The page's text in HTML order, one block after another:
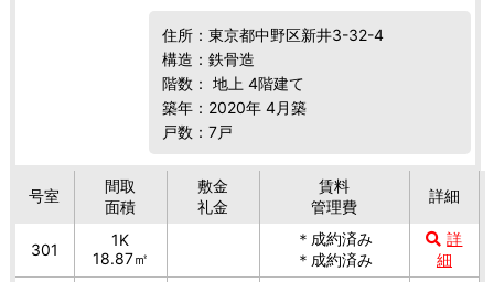
住所：東京都中野区新井3-32-4
構造：鉄骨造
階数： 地上 4階建て
築年：2020年 4月築
戸数：7戸
号室
間取
面積
敷金
礼金
賃料
管理費
詳細
301
1K
18.87㎡
＊成約済み
＊成約済み
詳
細